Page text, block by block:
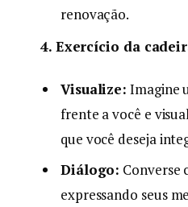
renovação.
4. Exercício da
Visualize: Imagine
frente a você e
que você deseja
Diálogo: Converse
expressando seus